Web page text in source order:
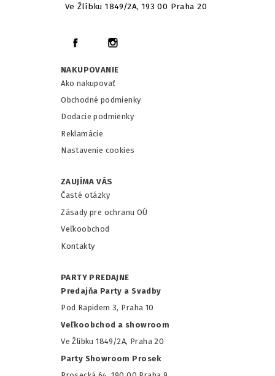
Ve Žlíbku 1849/2A, 193 00 Praha 20
NAKUPOVANIE
Ako nakupovať
Obchodné podmienky
Dodacie podmienky
Reklamácie
Nastavenie cookies
ZAUJÍMA VÁS
Časté otázky
Zásady pre ochranu OÚ
Veľkoobchod
Kontakty
PARTY PREDAJNE
Predajňa Party a Svadby
Pod Rapidem 3, Praha 10
Veľkoobchod a showroom
Ve Žlíbku 1849/2A, Praha 20
Party Showroom Prosek